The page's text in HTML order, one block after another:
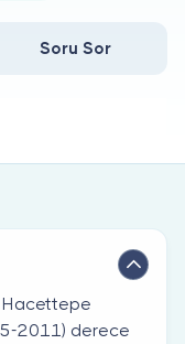
Soru Sor
Hacettepe
2011) derece